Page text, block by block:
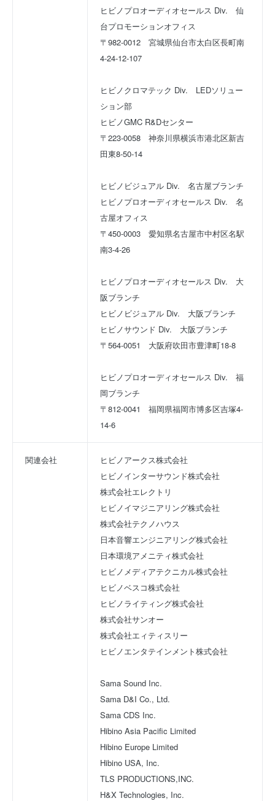
ヒビノプロオーディオセールス Div. 仙
台プロモーションオフィス
〒982-0012 宮城県仙台市太白区長町南
4-24-12-107
ヒビノクロマテック Div. LEDソリュー
ション部
ヒビノGMC R&Dセンター
〒223-0058 神奈川県横浜市港北区新吉
田東8-50-14
ヒビノビジュアル Div. 名古屋ブランチ
ヒビノプロオーディオセールス Div. 名
古屋オフィス
〒450-0003 愛知県名古屋市中村区名駅
南3-4-26
ヒビノプロオーディオセールス Div. 大
阪ブランチ
ヒビノビジュアル Div. 大阪ブランチ
ヒビノサウンド Div. 大阪ブランチ
〒564-0051 大阪府吹田市豊津町18-8
ヒビノプロオーディオセールス Div. 福
岡ブランチ
〒812-0041 福岡県福岡市博多区吉塚4-
14-6
関連会社
ヒビノアークス株式会社
ヒビノインターサウンド株式会社
株式会社エレクトリ
ヒビノイマジニアリング株式会社
株式会社テクノハウス
日本音響エンジニアリング株式会社
日本環境アメニティ株式会社
ヒビノメディアテクニカル株式会社
ヒビノベスコ株式会社
ヒビノライティング株式会社
株式会社サンオー
株式会社エィティスリー
ヒビノエンタテインメント株式会社
Sama Sound Inc.
Sama D&I Co., Ltd.
Sama CDS Inc.
Hibino Asia Pacific Limited
Hibino Europe Limited
Hibino USA, Inc.
TLS PRODUCTIONS,INC.
H&X Technologies, Inc.